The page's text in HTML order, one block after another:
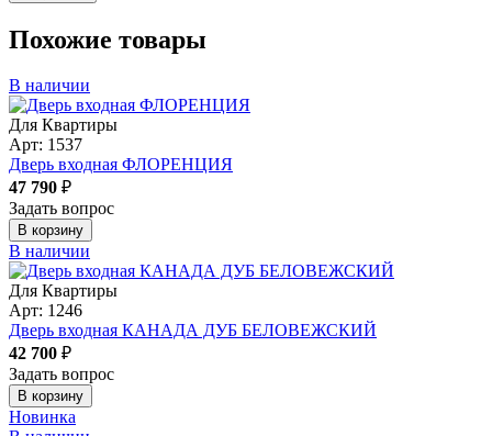
Похожие товары
В наличии
Для Квартиры
Арт: 1537
Дверь входная ФЛОРЕНЦИЯ
47 790 ₽
Задать вопрос
В корзину
В наличии
Для Квартиры
Арт: 1246
Дверь входная КАНАДА ДУБ БЕЛОВЕЖСКИЙ
42 700 ₽
Задать вопрос
В корзину
Новинка